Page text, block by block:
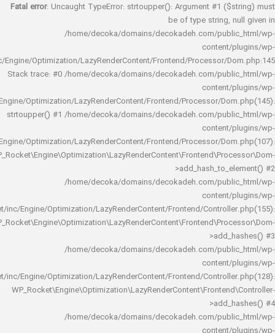
Fatal error : Uncaught TypeError: strtoupper(): Argument #1
be of type string,
/home/decoka/domains/decokadeh.com/
rocket/inc/Engine/Optimization/LazyRenderContent/Frontend/Processor/
Stack trace: #0 /home/decoka/domains/decokadeh.com/
rocket/inc/Engine/Optimization/LazyRenderContent/Frontend/Processor/
strtoupper() #1 /home/decoka/domains/decokadeh.com/
rocket/inc/Engine/Optimization/LazyRenderContent/Frontend/Processor/
/home/decoka/domains/decokadeh.com/
rocket/inc/Engine/Optimization/LazyRenderContent/Frontend/
/home/decoka/domains/decokadeh.com/
rocket/inc/Engine/Optimization/LazyRenderContent/Frontend/
/home/decoka/domains/decokadeh.com/